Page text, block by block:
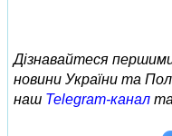
Дізнавайтеся першими
новини України та
наш Telegram-канал